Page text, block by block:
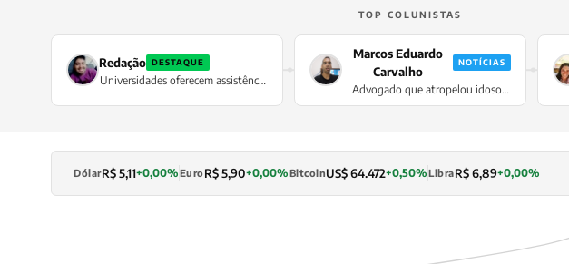
TOP COLUNISTAS
Redação DESTAQUE
Universidades oferecem assistência
até 3 salários mínimos — Nova
atendimento
Marcos Eduardo
Carvalho
NOTÍCIAS
Advogado que atropelou idoso
duas vezes é preso após 18 dias
DólarR$ 5,11+0,00%EuroR$ 5,90+0,00%BitcoinUS$ 64.472+0,50%LibraR$ 6,89+0,00%